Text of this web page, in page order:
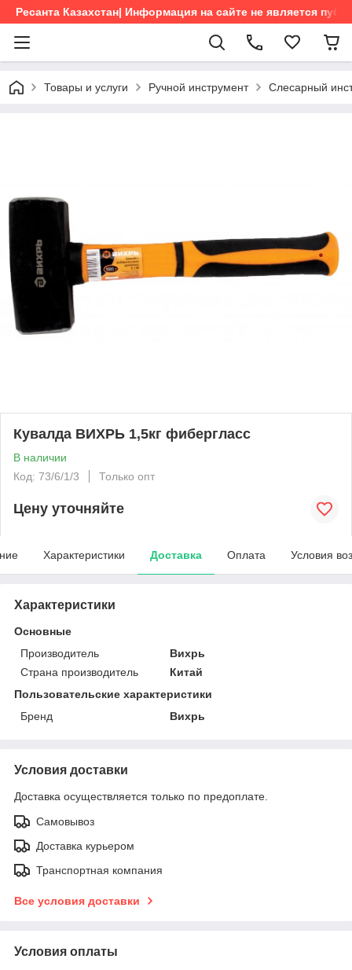
Ресанта Казахстан| Информация на сайте не является
Товары и услуги Ручной инструмент Слесарный
Кувалда ВИХРЬ 1,5кг фибергласс
В наличии
Код: 73/6/1/3
Только опт
Цену уточняйте
Характеристики Доставка Оплата Условия
Характеристики
Основные
Производитель
Вихрь
Страна производитель
Китай
Пользовательские характеристики
Бренд
Вихрь
Условия доставки
Доставка осуществляется только по предоплате.
Самовывоз
Доставка курьером
Транспортная компания
Все условия доставки
Условия оплаты